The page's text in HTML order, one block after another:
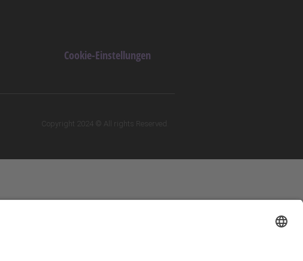
Cookie-Einstellungen
Copyright 2024 © All rights Reserved.